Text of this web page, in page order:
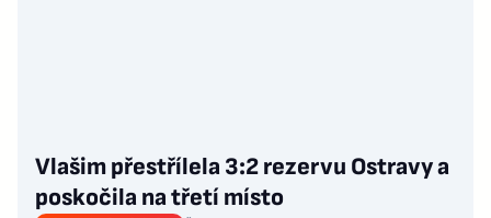
Vlašim přestřílela 3:2 rezervu Ostravy a
poskočila na třetí místo